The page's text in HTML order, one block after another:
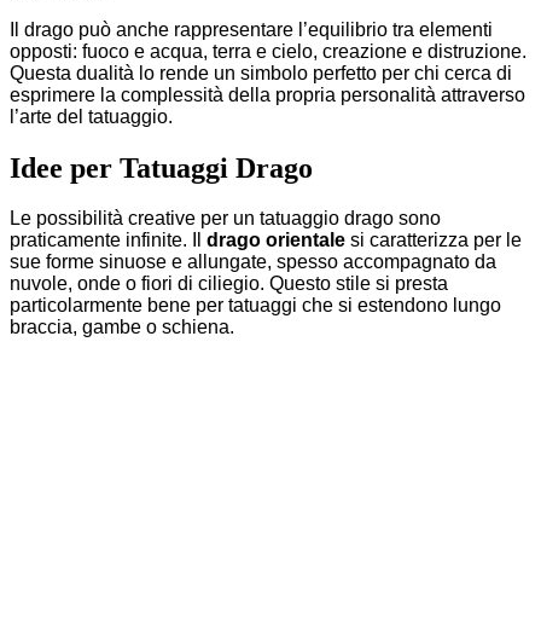
Il drago può anche rappresentare l’equilibrio tra elementi
opposti: fuoco e acqua, terra e cielo, creazione e distruzione.
Questa dualità lo rende un simbolo perfetto per chi cerca di
esprimere la complessità della propria personalità attraverso
l’arte del tatuaggio.
Idee per Tatuaggi Drago
Le possibilità creative per un tatuaggio drago sono
praticamente infinite. Il drago orientale si caratterizza per le
sue forme sinuose e allungate, spesso accompagnato da
nuvole, onde o fiori di ciliegio. Questo stile si presta
particolarmente bene per tatuaggi che si estendono lungo
braccia, gambe o schiena.